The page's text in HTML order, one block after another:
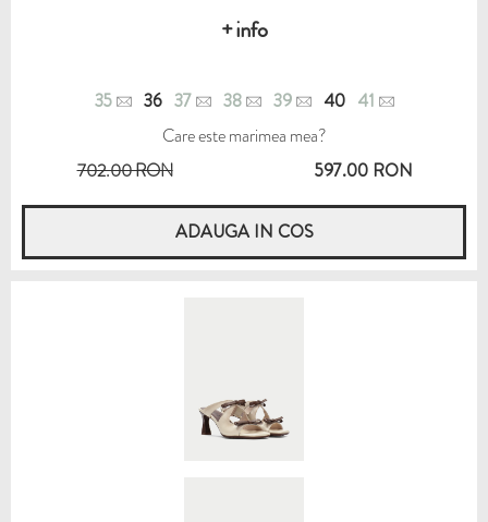
+ info
35 36 37 38 39 40 41
Care este marimea mea?
702.00 RON
597.00 RON
ADAUGA IN COS